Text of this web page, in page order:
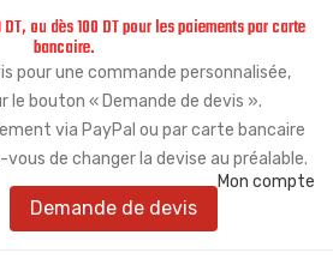
ou dès 100 DT pour les paiements par carte
bancaire.
pour une commande personnalisée,
le bouton « Demande de devis ».
via PayPal ou par carte bancaire
de changer la devise au préalable.
Mon compte
Demande de devis